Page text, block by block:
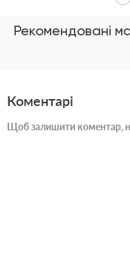
Рекомендовані
Коментарі
Щоб залишити коментар,